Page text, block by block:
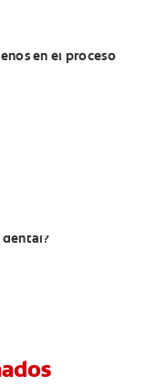
en el proceso
dental?